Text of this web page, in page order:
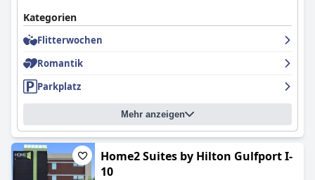
Kategorien
Flitterwochen
Romantik
Parkplatz
Mehr anzeigen
Home2 Suites by Hilton Gulfport I-
10